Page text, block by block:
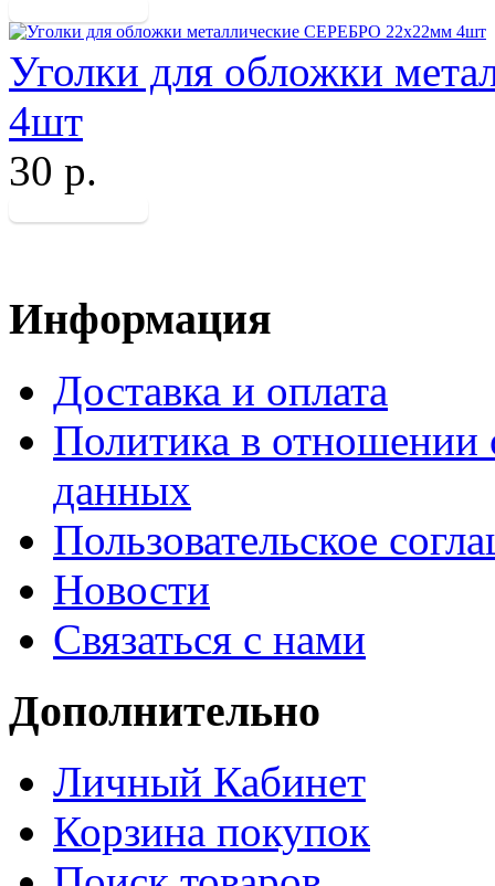
Уголки для обложки
4шт
30 р.
Информация
Доставка и оплата
Политика в отношении
данных
Пользовательское
Новости
Связаться с нами
Дополнительно
Личный Кабинет
Корзина покупок